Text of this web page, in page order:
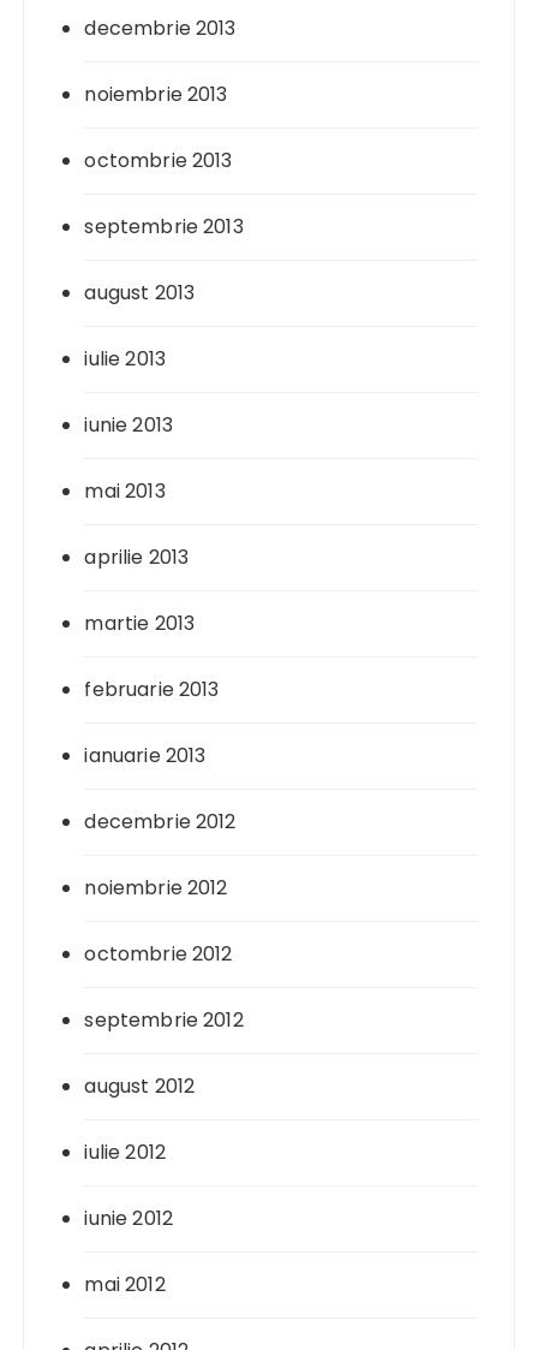
decembrie 2013
noiembrie 2013
octombrie 2013
septembrie 2013
august 2013
iulie 2013
iunie 2013
mai 2013
aprilie 2013
martie 2013
februarie 2013
ianuarie 2013
decembrie 2012
noiembrie 2012
octombrie 2012
septembrie 2012
august 2012
iulie 2012
iunie 2012
mai 2012